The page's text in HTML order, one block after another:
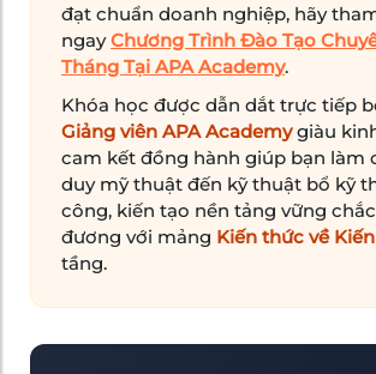
đạt chuẩn doanh nghiệp, hãy
ngayChương Trình Đào Tạo
Tháng Tại APA Academy.
Khóa học được dẫn dắt trực tiếp
Giảng viên APA Academygiàu
cam kết đồng hành giúp bạn làm
duy mỹ thuật đến kỹ thuật bổ kỹ
công, kiến tạo nền tảng vững
đương với mảng Kiến thức về
tầng.